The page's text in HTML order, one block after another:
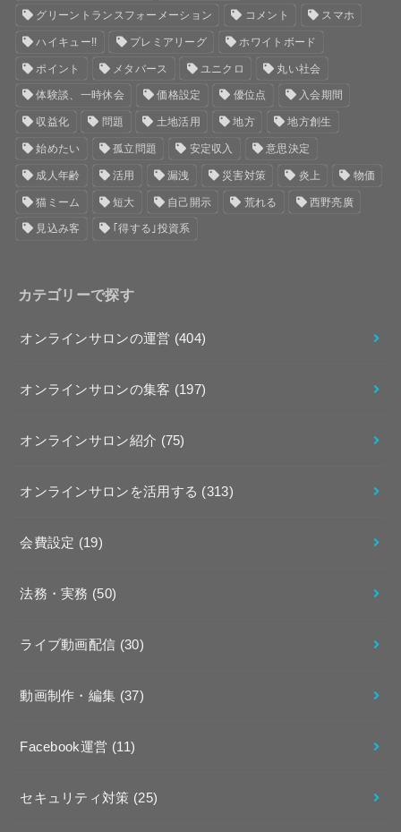
グリーントランスフォーメーション コメント スマホ
ハイキュー!! プレミアリーグ ホワイトボード
ポイント メタバース ユニクロ 丸い社会
体験談、一時休会 価格設定 優位点 入会期間
収益化 問題 土地活用 地方 地方創生
始めたい 孤立問題 安定収入 意思決定
成人年齢 活用 漏洩 災害対策 炎上 物価
猫ミーム 短大 自己開示 荒れる 西野亮廣
見込み客 ｢得する｣投資系
カテゴリーで探す
オンラインサロンの運営 (404)
オンラインサロンの集客 (197)
オンラインサロン紹介 (75)
オンラインサロンを活用する (313)
会費設定 (19)
法務・実務 (50)
ライブ動画配信 (30)
動画制作・編集 (37)
Facebook運営 (11)
セキュリティ対策 (25)